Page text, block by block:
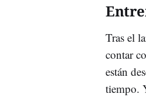
Tras el
contar
están
tiempo.